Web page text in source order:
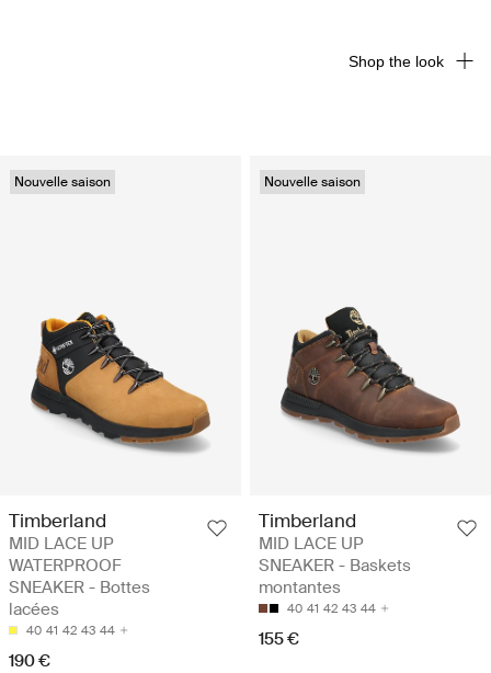
Nouvelle saison
Timberland
MID LACE UP
WATERPROOF
SNEAKER - Bottes
lacées
40 41 42 43 44
190 €
Nouvelle saison
Timberland
MID LACE UP
SNEAKER - Baskets
montantes
40 41 42 43 44
155 €
Shop the look